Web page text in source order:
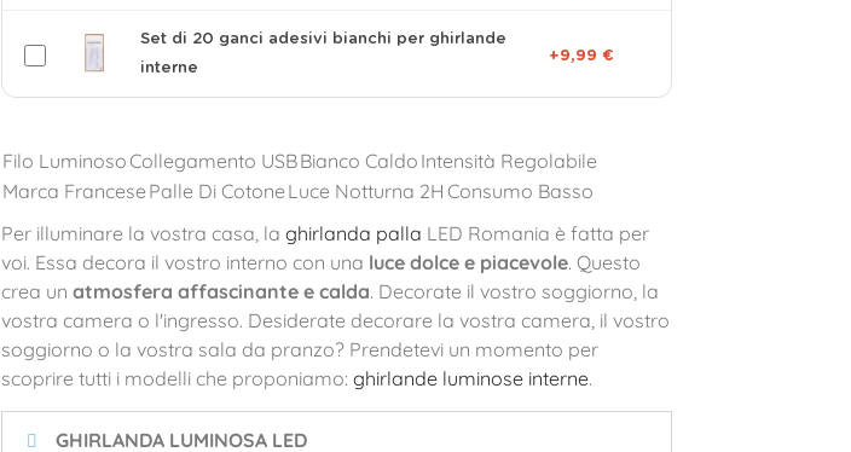
Set di 20 ganci adesivi bianchi per ghirlande
interne
+9,99 €
Filo LuminosoCollegamento USBBianco Caldo Intensità Regolabile
Marca Francese Palle Di Cotone Luce Notturna 2H Consumo Basso
Per illuminare la vostra casa, la ghirlanda palla LED Romania è fatta per
voi. Essa decora il vostro interno con una luce dolce e piacevole. Questo
crea un atmosfera affascinante e calda. Decorate il vostro soggiorno, la
vostra camera o l'ingresso. Desiderate decorare la vostra camera, il vostro
soggiorno o la vostra sala da pranzo? Prendetevi un momento per
scoprire tutti i modelli che proponiamo: ghirlande luminose interne.
GHIRLANDA LUMINOSA LED